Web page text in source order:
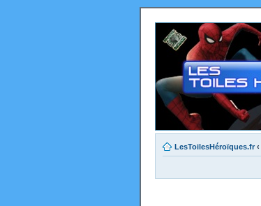
LesToilesHéroïques.fr ‹